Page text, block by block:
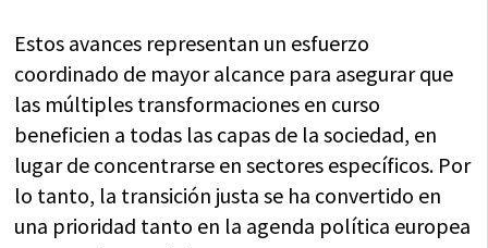
Estos avances representan un esfuerzo
coordinado de mayor alcance para asegurar que
las múltiples transformaciones en curso
beneficien a todas las capas de la sociedad, en
lugar de concentrarse en sectores específicos. Por
lo tanto, la transición justa se ha convertido en
una prioridad tanto en la agenda política europea